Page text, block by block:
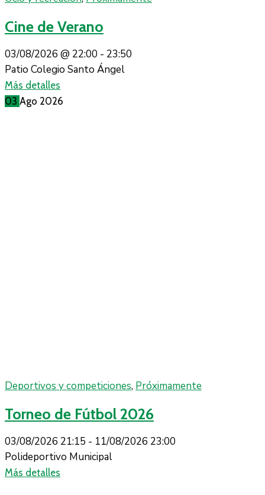
Cine de Verano
03/08/2026 @ 22:00 - 23:50
Patio Colegio Santo Ángel
Más detalles
03 Ago 2026
Deportivos y competiciones, Próximamente
Torneo de Fútbol 2026
03/08/2026 21:15 - 11/08/2026 23:00
Polideportivo Municipal
Más detalles